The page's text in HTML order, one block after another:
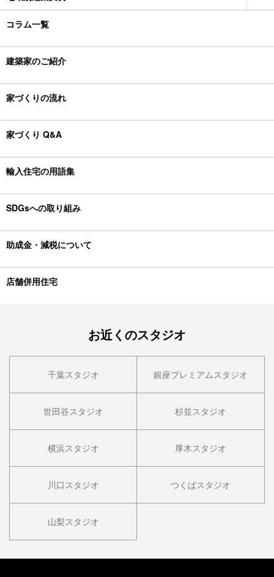
コラム一覧
建築家のご紹介
家づくりの流れ
家づくり Q&A
輸入住宅の用語集
SDGsへの取り組み
助成金・減税について
店舗併用住宅
お近くのスタジオ
千葉スタジオ 銀座プレミアムスタジオ
世田谷スタジオ 杉並スタジオ
横浜スタジオ 厚木スタジオ
川口スタジオ つくばスタジオ
山梨スタジオ